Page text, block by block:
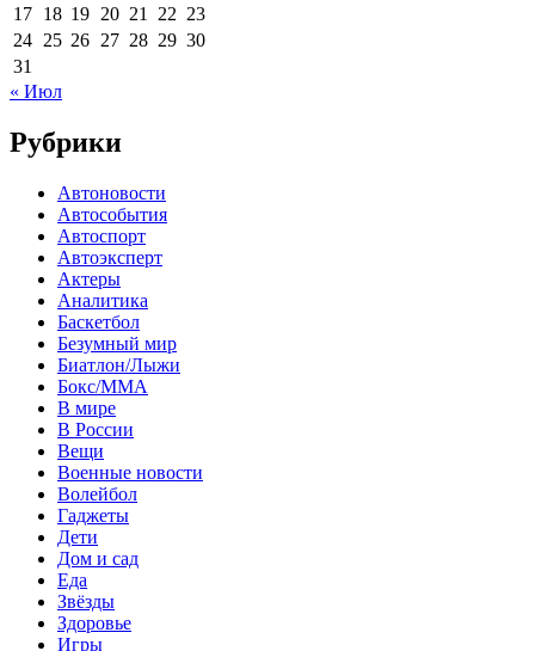
17 18 19 20 21 22 23
24 25 26 27 28 29 30
31
« Июл
Рубрики
Автоновости
Автособытия
Автоспорт
Автоэксперт
Актеры
Аналитика
Баскетбол
Безумный мир
Биатлон/Лыжи
Бокс/MMA
В мире
В России
Вещи
Военные новости
Волейбол
Гаджеты
Дети
Дом и сад
Еда
Звёзды
Здоровье
Игры